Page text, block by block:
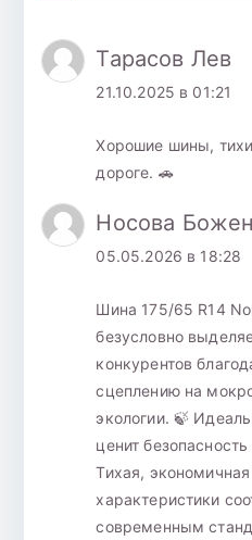
Тарасов Лев
21.10.2025 в 01:21
Хорошие шины,
дороге. 🚗
Носова
05.05.2026 в 18:28
Шина 175/65 R14
безусловно
конкурентов
сцеплению на
экологии. 🍃
ценит
Тихая,
характеристики
современным